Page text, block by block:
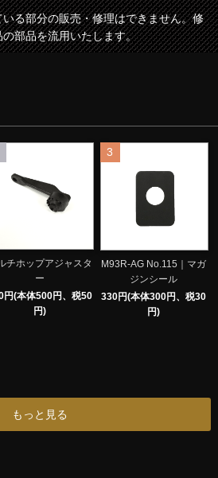
る部分の販売・修理はできません。修
部品を流用いたします。
チホップアジャスタ
ー
円(本体500円、税50
円)
3
M93R-AG No.115｜マガ
ジンシール
330円(本体300円、税30
円)
もっと見る